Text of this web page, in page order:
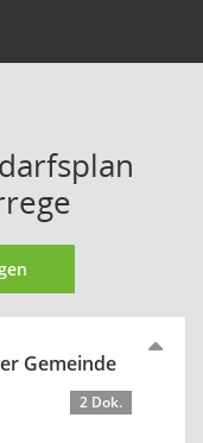
Gemeinde
2 Dok.